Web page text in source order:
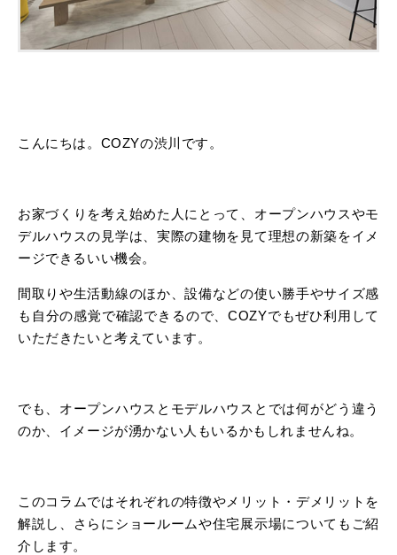
こんにちは。COZYの渋川です。
お家づくりを考え始めた人にとって、オープンハウスやモ
デルハウスの見学は、実際の建物を見て理想の新築をイメ
ージできるいい機会。
間取りや生活動線のほか、設備などの使い勝手やサイズ感
も自分の感覚で確認できるので、COZYでもぜひ利用して
いただきたいと考えています。
でも、オープンハウスとモデルハウスとでは何がどう違う
のか、イメージが湧かない人もいるかもしれませんね。
このコラムではそれぞれの特徴やメリット・デメリットを
解説し、さらにショールームや住宅展示場についてもご紹
介します。